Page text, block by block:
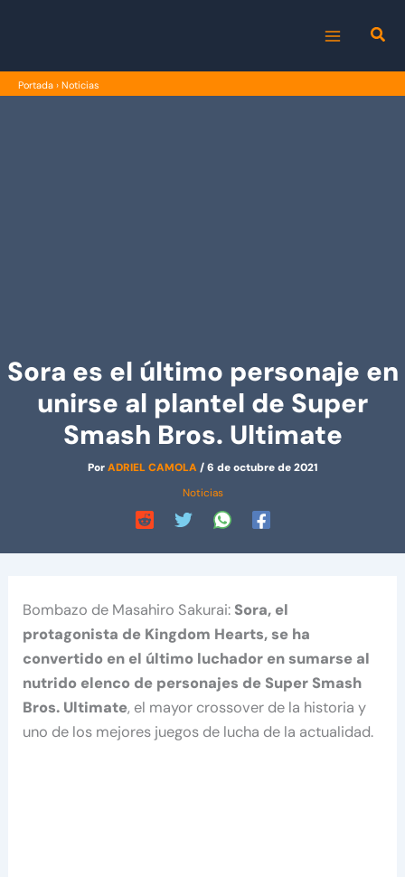
MENU
Portada › Noticias
Sora es el último personaje en
unirse al plantel de Super
Smash Bros. Ultimate
PorADRIEL CAMOLA/6 de octubre de 2021
Noticias
Bombazo de Masahiro Sakurai: Sora, el
protagonista de Kingdom Hearts, se ha
convertido en el último luchador en sumarse al
nutrido elenco de personajes de Super Smash
Bros. Ultimate, el mayor crossover de la historia y
uno de los mejores juegos de lucha de la actualidad.